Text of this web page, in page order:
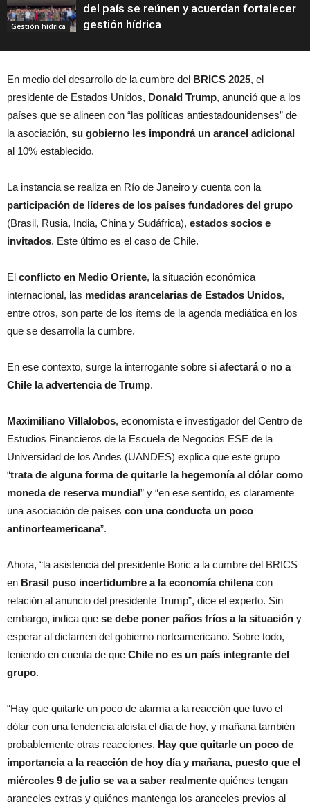
Gestión hídrica
del país se reúnen y acuerdan fortalecer
gestión hídrica
En medio del desarrollo de la cumbre del BRICS 2025, el
presidente de Estados Unidos, Donald Trump, anunció que a los
países que se alineen con “las políticas antiestadounidenses” de
la asociación, su gobierno les impondrá un arancel adicional
al 10% establecido.
La instancia se realiza en Río de Janeiro y cuenta con la
participación de líderes de los países fundadores del grupo
(Brasil, Rusia, India, China y Sudáfrica), estados socios e
invitados. Este último es el caso de Chile.
El conflicto en Medio Oriente, la situación económica
internacional, las medidas arancelarias de Estados Unidos,
entre otros, son parte de los ítems de la agenda mediática en los
que se desarrolla la cumbre.
En ese contexto, surge la interrogante sobre si afectará o no a
Chile la advertencia de Trump.
Maximiliano Villalobos, economista e investigador del Centro de
Estudios Financieros de la Escuela de Negocios ESE de la
Universidad de los Andes (UANDES) explica que este grupo
“trata de alguna forma de quitarle la hegemonía al dólar como
moneda de reserva mundial” y “en ese sentido, es claramente
una asociación de países con una conducta un poco
antinorteamericana”.
Ahora, “la asistencia del presidente Boric a la cumbre del BRICS
en Brasil puso incertidumbre a la economía chilenacon
relación al anuncio del presidente Trump”, dice el experto. Sin
embargo, indica que se debe poner paños fríos a la situación y
esperar al dictamen del gobierno norteamericano. Sobre todo,
teniendo en cuenta de que Chile no es un país integrante del
grupo.
“Hay que quitarle un poco de alarma a la reacción que tuvo el
dólar con una tendencia alcista el día de hoy, y mañana también
probablemente otras reacciones. Hay que quitarle un poco de
importancia a la reacción de hoy día y mañana, puesto que el
miércoles 9 de julio se va a saber realmente quiénes tengan
aranceles extras y quiénes mantenga los aranceles previos al